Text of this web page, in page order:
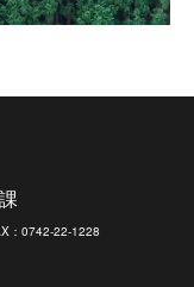
：0742-22-1228